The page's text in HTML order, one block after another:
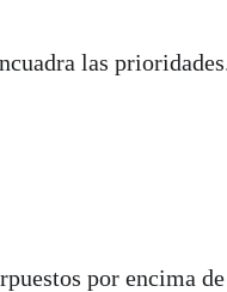
las
por encima